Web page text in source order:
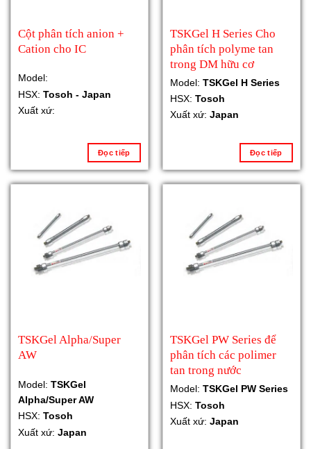
Cột phân tích anion +
Cation cho IC
Model:
HSX: Tosoh - Japan
Xuất xứ:
Đọc tiếp
TSKGel H Series Cho
phân tích polyme tan
trong DM hữu cơ
Model: TSKGel H Series
HSX: Tosoh
Xuất xứ: Japan
Đọc tiếp
TSKGel Alpha/Super
AW
Model: TSKGel
Alpha/Super AW
HSX: Tosoh
Xuất xứ: Japan
TSKGel PW Series để
phân tích các polimer
tan trong nước
Model: TSKGel PW Series
HSX: Tosoh
Xuất xứ: Japan